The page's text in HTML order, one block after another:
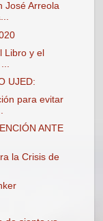
José Arreola
Libro y el
UJED:
para evitar
ANTE
la Crisis de